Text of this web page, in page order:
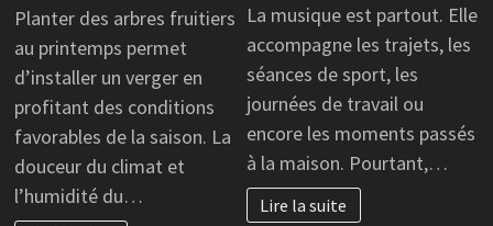
Planter des arbres fruitiers
au printemps permet
d’installer un verger en
profitant des conditions
favorables de la saison. La
douceur du climat et
l’humidité du…
La musique est partout. Elle
accompagne les trajets, les
séances de sport, les
journées de travail ou
encore les moments passés
à la maison. Pourtant,…
Lire la suite